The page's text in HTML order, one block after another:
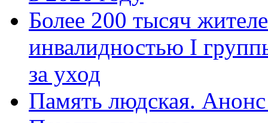
Более 200 тысяч
инвалидностью I
за уход
Память людская.